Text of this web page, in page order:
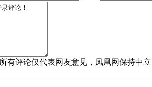
所有评论仅代表网友意见，凤凰网保持中